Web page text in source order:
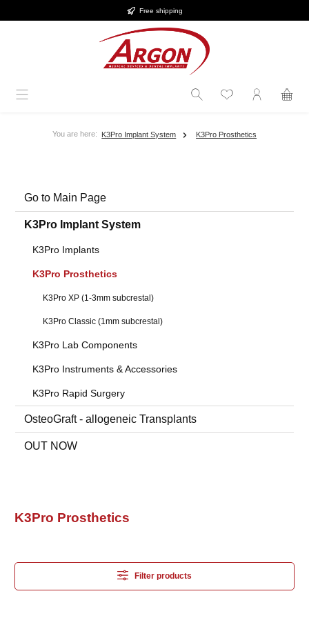
Free shipping
You are here: K3Pro Implant System K3Pro Prosthetics
Go to Main Page
K3Pro Implant System
K3Pro Implants
K3Pro Prosthetics
K3Pro XP (1-3mm subcrestal)
K3Pro Classic (1mm subcrestal)
K3Pro Lab Components
K3Pro Instruments & Accessories
K3Pro Rapid Surgery
OsteoGraft - allogeneic Transplants
OUT NOW
K3Pro Prosthetics
Filter products